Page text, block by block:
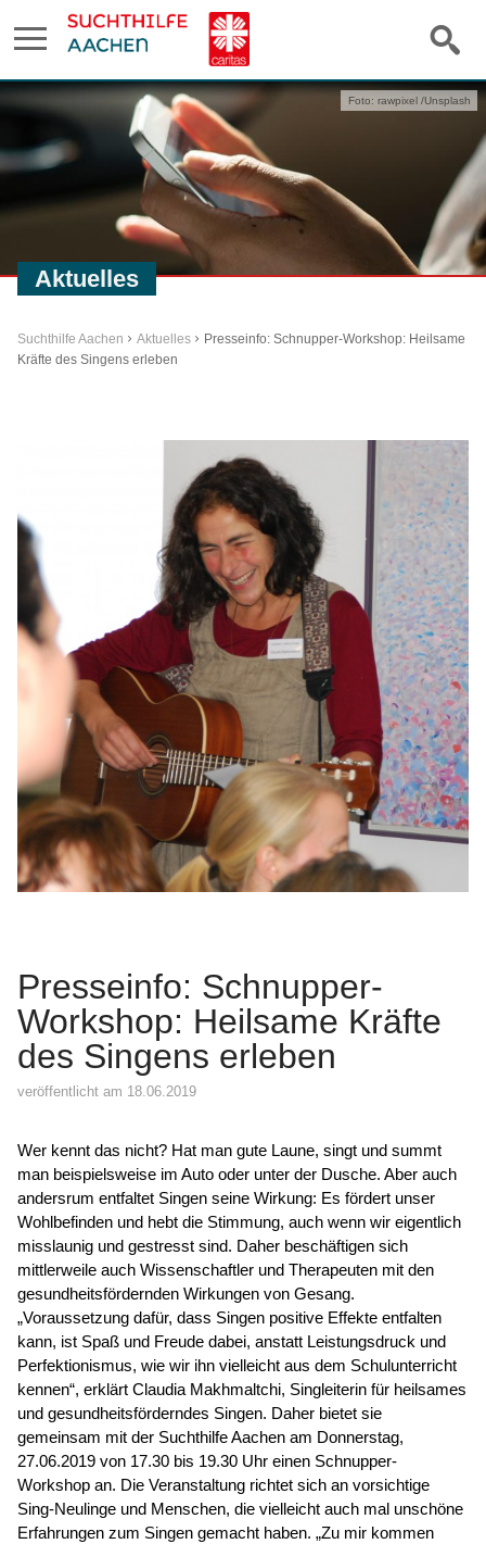
Aktuelles
Foto: rawpixel /Unsplash
Suchthilfe Aachen Aktuelles
Presseinfo: Schnupper-Workshop: Heilsame
Kräfte des Singens erleben
Presseinfo: Schnupper-
Workshop: Heilsame Kräfte
des Singens erleben
veröffentlicht am 18.06.2019
Wer kennt das nicht? Hat man gute Laune, singt und summt
man beispielsweise im Auto oder unter der Dusche. Aber auch
andersrum entfaltet Singen seine Wirkung: Es fördert unser
Wohlbefinden und hebt die Stimmung, auch wenn wir eigentlich
misslaunig und gestresst sind. Daher beschäftigen sich
mittlerweile auch Wissenschaftler und Therapeuten mit den
gesundheitsfördernden Wirkungen von Gesang.
„Voraussetzung dafür, dass Singen positive Effekte entfalten
kann, ist Spaß und Freude dabei, anstatt Leistungsdruck und
Perfektionismus, wie wir ihn vielleicht aus dem Schulunterricht
kennen“, erklärt Claudia Makhmaltchi, Singleiterin für heilsames
und gesundheitsförderndes Singen. Daher bietet sie
gemeinsam mit der Suchthilfe Aachen am Donnerstag,
27.06.2019 von 17.30 bis 19.30 Uhr einen Schnupper-
Workshop an. Die Veranstaltung richtet sich an vorsichtige
Sing-Neulinge und Menschen, die vielleicht auch mal unschöne
Erfahrungen zum Singen gemacht haben. „Zu mir kommen